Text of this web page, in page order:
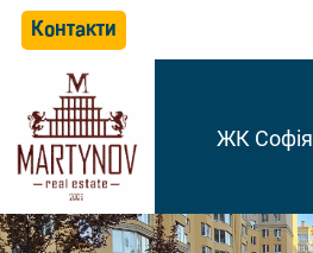
Контакти
ЖК Софія